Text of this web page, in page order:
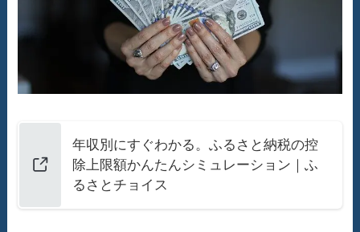
年収別にすぐわかる。ふるさと納税の控
除上限額かんたんシミュレーション｜ふ
るさとチョイス